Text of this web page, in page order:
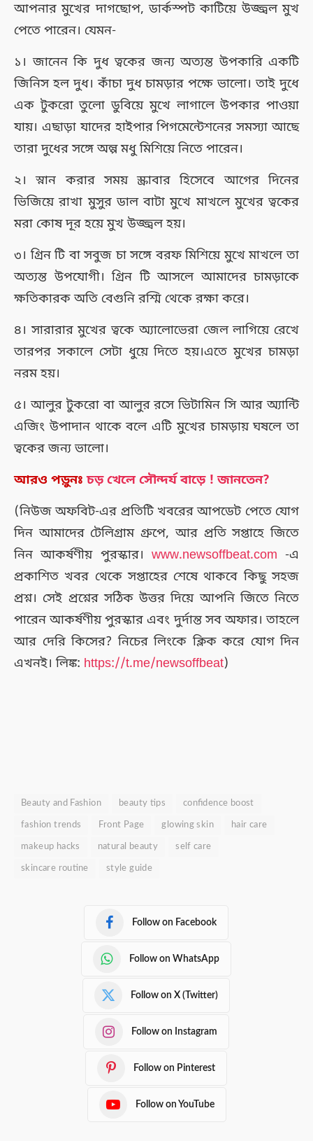
আপনার মুখের দাগছোপ, ডার্কস্পট কাটিয়ে উজ্জ্বল মুখ
পেতে পারেন। যেমন-
১। জানেন কি দুধ ত্বকের জন্য অত্যন্ত উপকারি একটি
জিনিস হল দুধ। কাঁচা দুধ চামড়ার পক্ষে ভালো। তাই দুধে
এক টুকরো তুলো ডুবিয়ে মুখে লাগালে উপকার পাওয়া
যায়। এছাড়াযাদের হাইপার পিগমেন্টেশনের সমস্যা আছে
তারাদুধের সঙ্গে অল্প মধু মিশিয়ে নিতে পারেন।
২। স্নান করার সময় স্ক্রাবার হিসেবে আগের দিনের
ভিজিয়ে রাখা মুসুর ডাল বাটা মুখে মাখলে মুখের ত্বকের
মরা কোষ দূর হয়ে মুখ উজ্জ্বল হয়।
৩। গ্রিন টি বা সবুজ চা সঙ্গে বরফ মিশিয়ে মুখে মাখলে তা
অত্যন্ত উপযোগী। গ্রিন টি আসলে আমাদের চামড়াকে
ক্ষতিকারক অতি বেগুনি রশ্মি থেকে রক্ষা করে।
৪। সারারার মুখের ত্বকে অ্যালোভেরা জেল লাগিয়ে রেখে
তারপর সকালে সেটা ধুয়ে দিতে হয়।এতে মুখের চামড়া
নরম হয়।
৫। আলুর টুকরো বা আলুর রসে ভিটামিন সি আর অ্যান্টি
এজিং উপাদান থাকে বলে এটি মুখের চামড়ায় ঘষলে তা
ত্বকের জন্য ভালো।
আরও পড়ুনঃ চড় খেলে সৌন্দর্য বাড়ে ! জানতেন?
(নিউজ অফবিট-এর প্রতিটি খবরের আপডেট পেতে যোগ
দিন আমাদের টেলিগ্রাম গ্রুপে, আর প্রতি সপ্তাহে জিতে
নিন আকর্ষণীয় পুরস্কার। www.newsoffbeat.com -এ
প্রকাশিত খবর থেকে সপ্তাহের শেষে থাকবে কিছু সহজ
প্রশ্ন। সেই প্রশ্নের সঠিক উত্তর দিয়ে আপনি জিতে নিতে
পারেন আকর্ষণীয় পুরস্কার এবং দুর্দান্ত সব অফার। তাহলে
আর দেরি কিসের? নিচের লিংকে ক্লিক করে যোগ দিন
এখনই। লিঙ্ক: https://t.me/newsoffbeat)
Beauty and Fashion beauty tips confidence boost
fashion trends Front Page glowing skin hair care
makeup hacks natural beauty self care
skincare routine style guide
Follow on Facebook
Follow on WhatsApp
Follow on X (Twitter)
Follow on Instagram
Follow on Pinterest
Follow on YouTube